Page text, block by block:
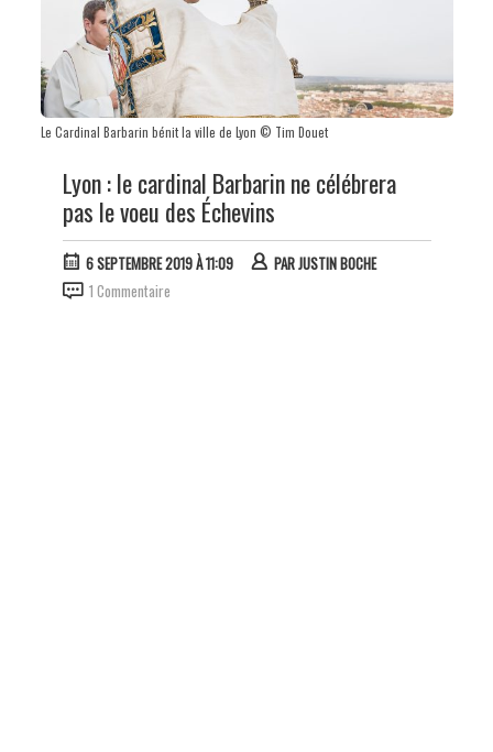
Le Cardinal Barbarin bénit la ville de Lyon © Tim Douet
Lyon : le cardinal Barbarin ne célébrera
pas le voeu des Échevins
6 SEPTEMBRE 2019 À 11:09 PARJUSTIN BOCHE
1 Commentaire